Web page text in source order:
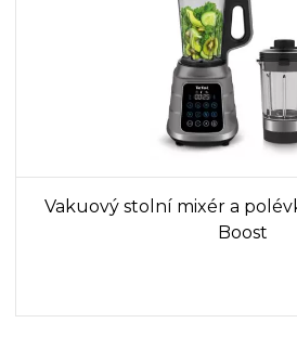
Vakuový stolní mixér a
Boost